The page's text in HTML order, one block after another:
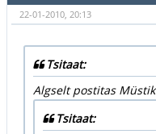
22-01-2010, 20:13
Tsitaat:
Algselt postitas Müstik
Tsitaat: